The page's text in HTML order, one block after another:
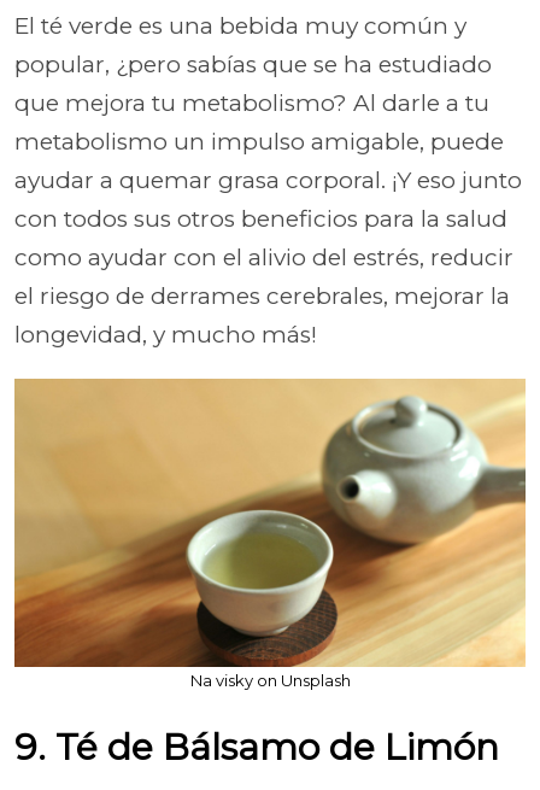
El té verde es una bebida muy común y
popular, ¿pero sabías que se ha estudiado
que mejora tu metabolismo? Al darle a tu
metabolismo un impulso amigable, puede
ayudar a quemar grasa corporal. ¡Y eso junto
con todos sus otros beneficios para la salud
como ayudar con el alivio del estrés, reducir
el riesgo de derrames cerebrales, mejorar la
longevidad, y mucho más!
Na visky on Unsplash
9. Té de Bálsamo de Limón